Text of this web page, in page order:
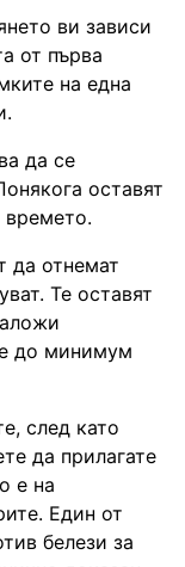
ви зависи
от първа
на една
да се
оставят
времето.
да отнемат
Те оставят
до минимум
след като
да прилагате
е на
Един от
белези за